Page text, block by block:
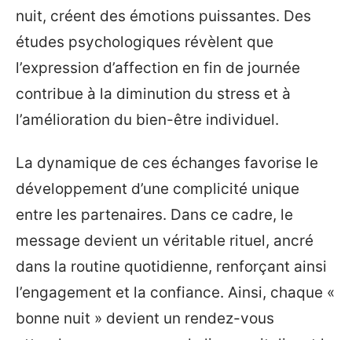
nuit, créent des émotions puissantes. Des
études psychologiques révèlent que
l’expression d’affection en fin de journée
contribue à la diminution du stress et à
l’amélioration du bien-être individuel.
La dynamique de ces échanges favorise le
développement d’une complicité unique
entre les partenaires. Dans ce cadre, le
message devient un véritable rituel, ancré
dans la routine quotidienne, renforçant ainsi
l’engagement et la confiance. Ainsi, chaque «
bonne nuit » devient un rendez-vous